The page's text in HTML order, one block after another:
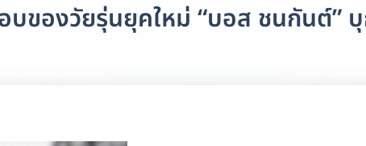
บของวัยรุ่นยุคใหม่ “บอส ชนกันต์”